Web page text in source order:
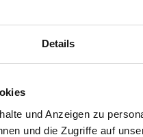
Details
und Anzeigen zu
und die Zugriffe auf
Unterfarrnbach
Landwirtschaft,
Fürth
Formaten wie
Nachhaltig
bereichert.